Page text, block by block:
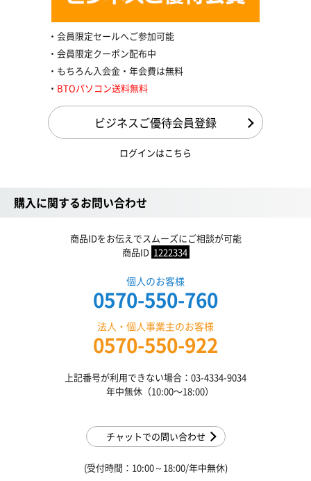
会員限定セールへご参加可能
会員限定クーポン配布中
もちろん入会金・年会費は無料
BTOパソコン送料無料
ビジネスご優待会員登録
ログインはこちら
購入に関するお問い合わせ
商品IDをお伝えでスムーズにご相談が可能
商品ID 1222334
個人のお客様
0570-550-760
法人・個人事業主のお客様
0570-550-922
上記番号が利用できない場合：03-4334-9034
年中無休（10:00〜18:00）
チャットでの問い合わせ
(受付時間：10:00～18:00/年中無休)